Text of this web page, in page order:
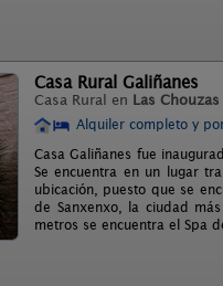
Casa Rural Galiñanes
Casa Rural en Las Chouzas
Alquiler completo y
Casa Galiñanes fue
Se encuentra en un lugar
ubicación, puesto que se
de Sanxenxo, la ciudad
metros se encuentra el Spa